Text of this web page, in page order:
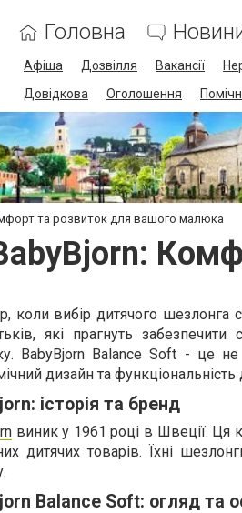
Головна
Афіша Дозвілля Вакансії
Довідкова
Оголошення
та розвиток для вашого малюка
коли вибір дитячого шезлонга
які прагнуть
BabyBjorn Balance Soft - це
дизайн та
історія та бренд
виник у 1961 році в Швеції. Ця
дитячих товарів. Їхні
Balance Soft: огляд та